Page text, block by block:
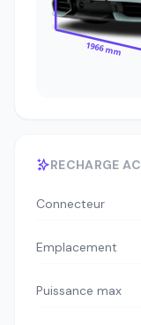
1966 mm
RECHARGE AC
Connecteur
Emplacement
Puissance max